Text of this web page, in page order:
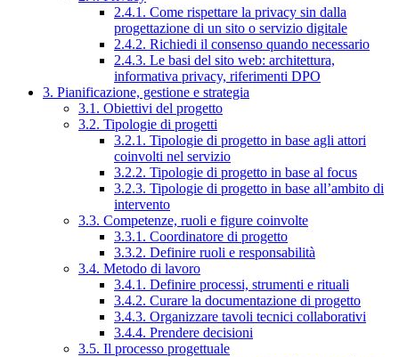
2.4.1. Come rispettare la privacy sin dalla
progettazione di un sito o servizio digitale
2.4.2. Richiedi il consenso quando necessario
2.4.3. Le basi del sito web: architettura,
informativa privacy, riferimenti DPO
3. Pianificazione, gestione e strategia
3.1. Obiettivi del progetto
3.2. Tipologie di progetti
3.2.1. Tipologie di progetto in base agli attori
coinvolti nel servizio
3.2.2. Tipologie di progetto in base al focus
3.2.3. Tipologie di progetto in base all’ambito di
intervento
3.3. Competenze, ruoli e figure coinvolte
3.3.1. Coordinatore di progetto
3.3.2. Definire ruoli e responsabilità
3.4. Metodo di lavoro
3.4.1. Definire processi, strumenti e rituali
3.4.2. Curare la documentazione di progetto
3.4.3. Organizzare tavoli tecnici collaborativi
3.4.4. Prendere decisioni
3.5. Il processo progettuale